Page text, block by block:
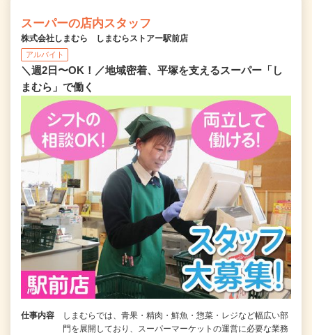
スーパーの店内スタッフ
株式会社しまむら しまむらストアー駅前店
アルバイト
＼週2日〜OK！／地域密着、平塚を支えるスーパー「し
まむら」で働く
仕事内容
しまむらでは、青果・精肉・鮮魚・惣菜・レジなど幅広い部
門を展開しており、スーパーマーケットの運営に必要な業務